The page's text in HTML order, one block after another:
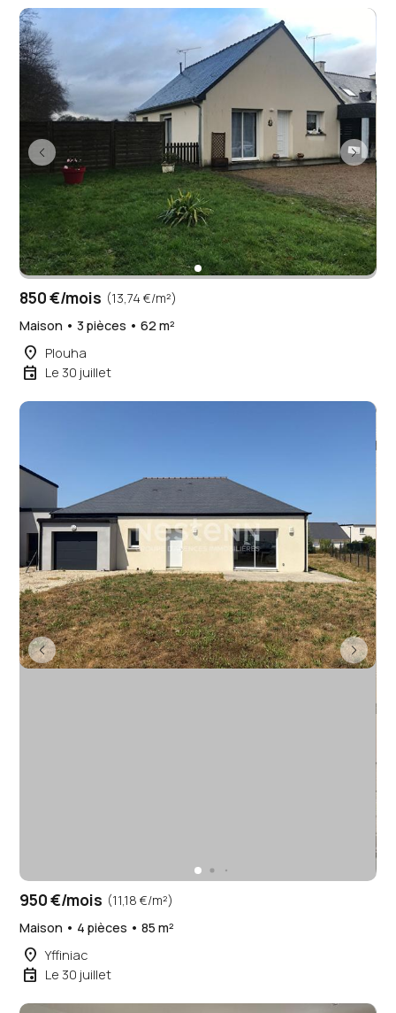
850 €/mois (13,74 €/m²)
Maison • 3 pièces • 62 m²
place Plouha
event Le 30 juillet
950 €/mois (11,18 €/m²)
Maison • 4 pièces • 85 m²
place Yffiniac
event Le 30 juillet